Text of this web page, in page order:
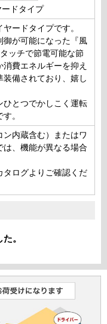
ードタイプ
ードタイプです。
御が可能になった『風
ッチで節電可能な節
費エネルギーを抑え
装備されており、嬉し
ひとつでかしこく運転
。
ン内蔵含む）またはワ
は、機能が異なる場合
タログよりご確認くだ
。